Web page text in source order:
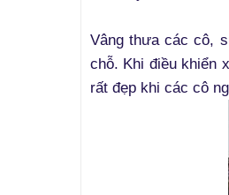
Vâng thưa các cô,
chỗ. Khi điều khiển
rất đẹp khi các cô